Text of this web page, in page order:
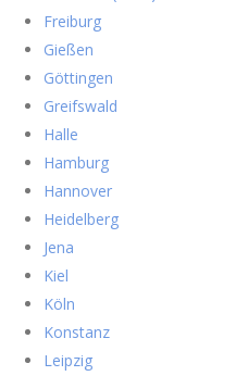
Freiburg
Gießen
Göttingen
Greifswald
Halle
Hamburg
Hannover
Heidelberg
Jena
Kiel
Köln
Konstanz
Leipzig